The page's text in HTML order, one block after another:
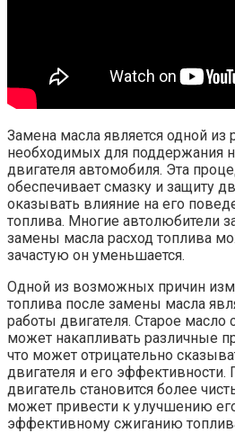
Замена масла является одной из
необходимых для поддержания
двигателя автомобиля. Эта
обеспечивает смазку и защиту
оказывать влияние на его
топлива. Многие автолюбители
замены масла расход топлива
зачастую он уменьшается.
Одной из возможных причин
топлива после замены масла
работы двигателя. Старое
может накапливать различные
что может отрицательно
двигателя и его
двигатель становится более
может привести к улучшению
эффективному сжиганию